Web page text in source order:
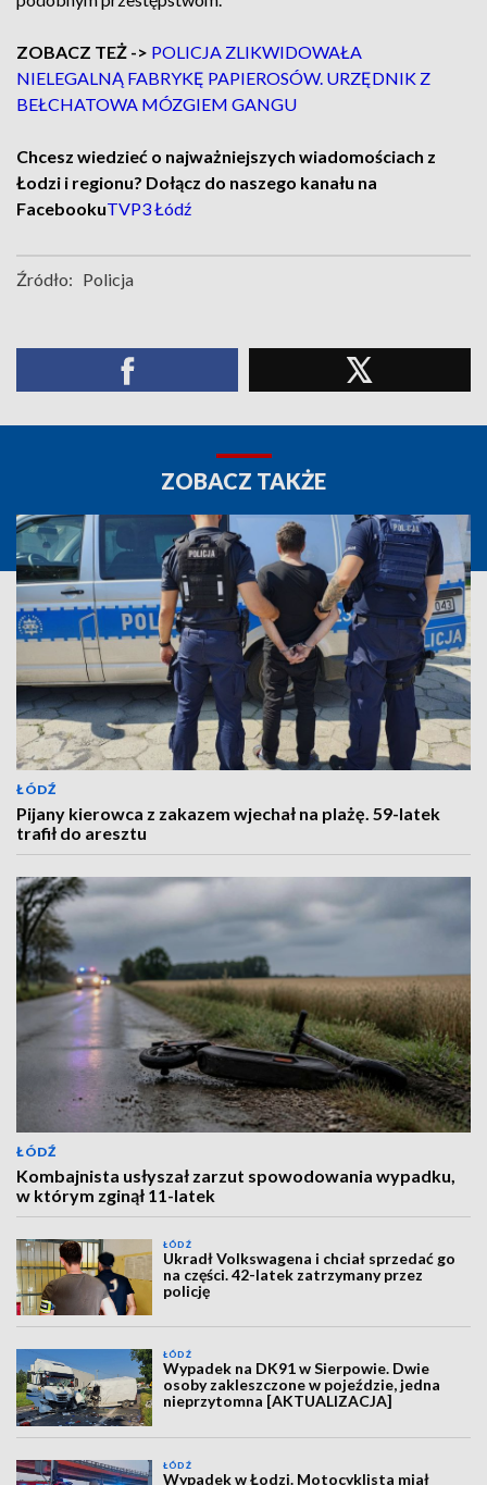
ZOBACZ TEŻ -> POLICJA ZLIKWIDOWAŁA
NIELEGALNĄ FABRYKĘ PAPIEROSÓW. URZĘDNIK Z
BEŁCHATOWA MÓZGIEM GANGU
Chcesz wiedzieć o najważniejszych wiadomościach z
Łodzi i regionu? Dołącz do naszego kanału na
FacebookuTVP3 Łódź
Źródło: Policja
ZOBACZ TAKŻE
ŁÓDŹ
Pijany kierowca z zakazem wjechał na plażę. 59-latek
trafił do aresztu
ŁÓDŹ
Kombajnista usłyszał zarzut spowodowania wypadku,
w którym zginął 11-latek
ŁÓDŹ
Ukradł Volkswagena i chciał sprzedać go
na części. 42-latek zatrzymany przez
policję
ŁÓDŹ
Wypadek na DK91 w Sierpowie. Dwie
osoby zakleszczone w pojeździe, jedna
nieprzytomna [AKTUALIZACJA]
ŁÓDŹ
Wypadek w Łodzi. Motocyklista miał